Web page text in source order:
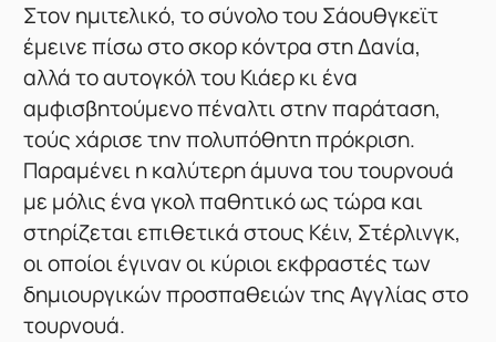
Στον ημιτελικό, το σύνολο του Σάουθγκεϊτ
έμεινε πίσω στο σκορ κόντρα στη Δανία,
αλλά το αυτογκόλ του Κιάερ κι ένα
αμφισβητούμενο πέναλτι στην παράταση,
τούς χάρισε την πολυπόθητη πρόκριση.
Παραμένει η καλύτερη άμυνα του τουρνουά
με μόλις ένα γκολ παθητικό ως τώρα και
στηρίζεται επιθετικά στους Κέιν, Στέρλινγκ,
οι οποίοι έγιναν οι κύριοι εκφραστές των
δημιουργικών προσπαθειών της Αγγλίας στο
τουρνουά.